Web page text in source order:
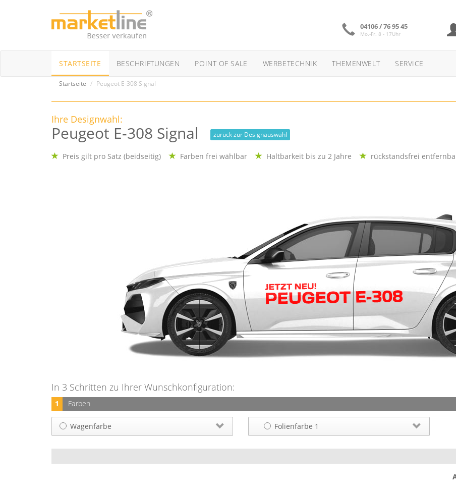
04106 / 76 95 45
Mo.-Fr. 8 - 17Uhr
STARTSEITE BESCHRIFTUNGEN POINT OF SALE WERBETECHNIK THEMENWELT SERVICE
Startseite Peugeot E-308 Signal
Ihre Designwahl:
Peugeot E-308 Signal zurück zur Designauswahl
Preis gilt pro Satz (beidseitig) Farben frei wählbar Haltbarkeit bis zu 2 Jahre rückstandsfrei
In 3 Schritten zu Ihrer Wunschkonfiguration:
1 Farben
Wagenfarbe Folienfarbe 1